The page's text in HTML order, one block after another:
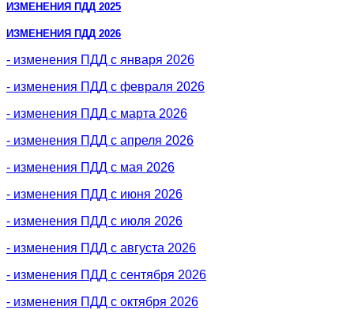
ИЗМЕНЕНИЯ ПДД 2025
ИЗМЕНЕНИЯ ПДД 2026
- изменения ПДД с января 2026
- изменения ПДД с февраля 2026
- изменения ПДД с марта 2026
- изменения ПДД с апреля 2026
- изменения ПДД с мая 2026
- изменения ПДД с июня 2026
- изменения ПДД с июля 2026
- изменения ПДД с августа 2026
- изменения ПДД с сентября 2026
- изменения ПДД с октября 2026